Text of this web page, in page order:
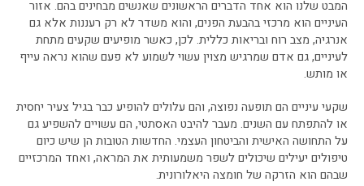
המבט שלנו הוא אחד הדברים הראשונים שאנשים מבחינים בהם. אזור
העיניים הוא מרכזי בהבעת הפנים, והוא משדר לא רק רעננות אלא גם
אנרגיה, מצב רוח ובריאות כללית. לכן, כאשר מופיעים שקעים מתחת
לעיניים, גם אדם שמרגיש מצוין עשוי לשמוע לא פעם שהוא נראה עייף
או מותש.
שקעי עיניים הם תופעה נפוצה, והם עלולים להופיע כבר בגיל צעיר יחסית
או להתפתח עם השנים. מעבר להיבט האסתטי, הם עשויים להשפיע גם
על התחושה האישית והביטחון העצמי. החדשות הטובות הן שיש כיום
טיפולים יעילים שיכולים לשפר משמעותית את המראה, ואחד המרכזיים
שבהם הוא הזרקה של חומצה היאלורונית.